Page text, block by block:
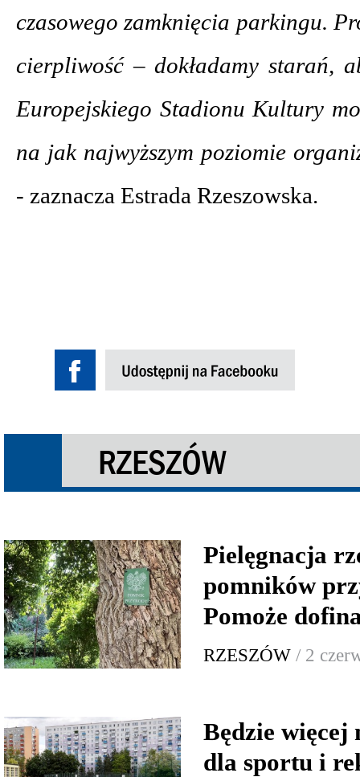
czasowego zamknięcia parkingu.
cierpliwość – dokładamy starań,
Europejskiego Stadionu Kultury
na jak najwyższym poziomie
- zaznacza Estrada Rzeszowska.
RZESZÓW
Pielęgnacja
pomników
Pomoże
RZESZÓW / 2
Będzie więcej
dla sportu i